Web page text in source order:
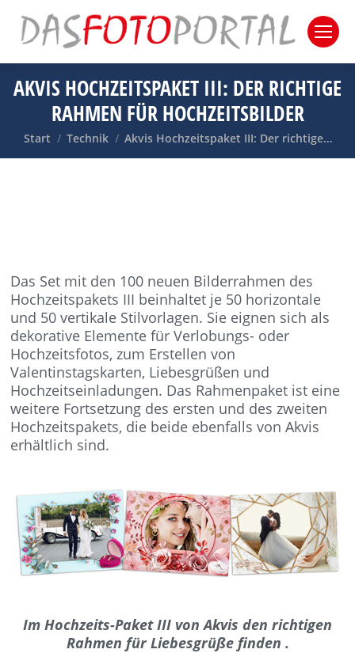
AKVIS HOCHZEITSPAKET III: DER RICHTIGE
RAHMEN FÜR HOCHZEITSBILDER
Sie befinden sich hier:
Start Technik Akvis Hochzeitspaket III: Der richtige…
Das Set mit den 100 neuen Bilderrahmen des
Hochzeitspakets III beinhaltet je 50 horizontale
und 50 vertikale Stilvorlagen. Sie eignen sich als
dekorative Elemente für Verlobungs- oder
Hochzeitsfotos, zum Erstellen von
Valentinstagskarten, Liebesgrüßen und
Hochzeitseinladungen. Das Rahmenpaket ist eine
weitere Fortsetzung des ersten und des zweiten
Hochzeitspakets, die beide ebenfalls von Akvis
erhältlich sind.
Im Hochzeits-Paket III von Akvis den richtigen
Rahmen für Liebesgrüße finden .